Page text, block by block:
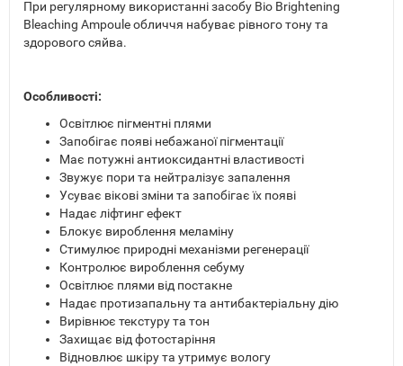
При регулярному використанні засобу Bio Brightening
Bleaching Ampoule обличчя набуває рівного тону та
здорового сяйва.
Особливості:
Освітлює пігментні плями
Запобігає появі небажаної пігментації
Має потужні антиоксидантні властивості
Звужує пори та нейтралізує запалення
Усуває вікові зміни та запобігає їх появі
Надає ліфтинг ефект
Блокує вироблення меламіну
Стимулює природні механізми регенерації
Контролює вироблення себуму
Освітлює плями від постакне
Надає протизапальну та антибактеріальну дію
Вирівнює текстуру та тон
Захищає від фотостаріння
Відновлює шкіру та утримує вологу